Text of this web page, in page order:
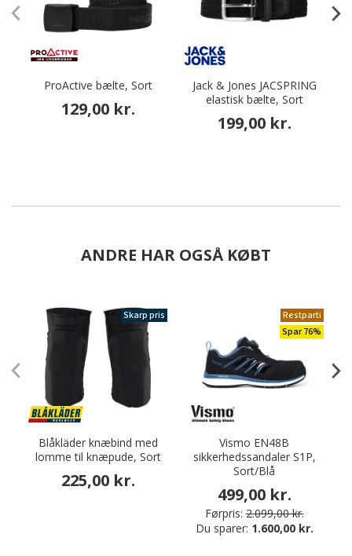
ProActive bælte, Sort
129,00 kr.
Jack & Jones JACSPRING
elastisk bælte, Sort
199,00 kr.
ANDRE HAR OGSÅ KØBT
Skarp pris
Blåkläder knæbind med
lomme til knæpude, Sort
225,00 kr.
Restparti
Spar 76%
Vismo EN48B
sikkerhedssandaler S1P,
Sort/Blå
499,00 kr.
Førpris: 2.099,00 kr.
Du sparer: 1.600,00 kr.